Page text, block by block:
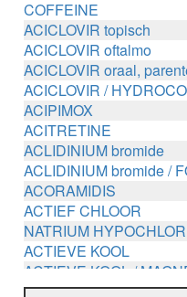
COFFEINE
ACICLOVIR topisch
ACICLOVIR oftalmo
ACICLOVIR oraal,
ACICLOVIR /
ACIPIMOX
ACITRETINE
ACLIDINIUM bromide
ACLIDINIUM bromide /
ACORAMIDIS
ACTIEF CHLOOR
NATRIUM
ACTIEVE KOOL
ACTIEVE KOOL /
METHENAMINE